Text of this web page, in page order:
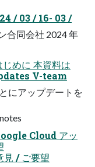
/ 03 / 16- 03 /
合同会社 2024 年
めに 本資料は
V-team
にアップデートを
Cloud アッ
/ ご要望